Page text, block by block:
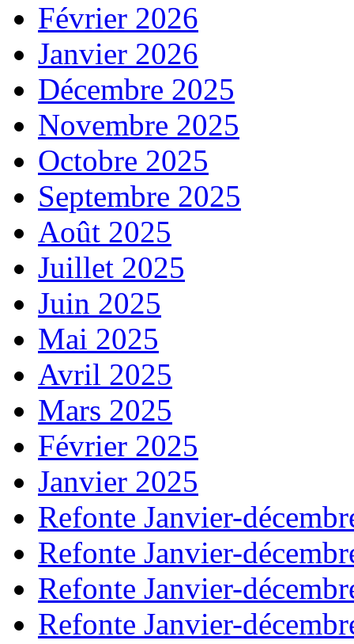
Février 2026
Janvier 2026
Décembre 2025
Novembre 2025
Octobre 2025
Septembre 2025
Août 2025
Juillet 2025
Juin 2025
Mai 2025
Avril 2025
Mars 2025
Février 2025
Janvier 2025
Refonte Janvier-
Refonte Janvier-
Refonte Janvier-
Refonte Janvier-